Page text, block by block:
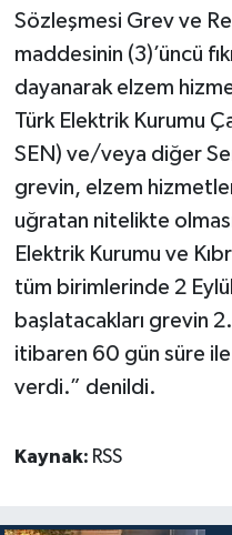
Sözleşmesi Grev ve
maddesinin (3)’üncü
dayanarak elzem
Türk Elektrik Kurumu
SEN) ve/veya diğer
grevin, elzem
uğratan nitelikte
Elektrik Kurumu ve
tüm birimlerinde 2
başlatacakları grevin
itibaren 60 gün süre
verdi.” denildi.
Kaynak: RSS